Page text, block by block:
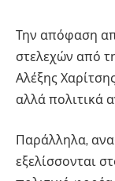
Την απόφαση
στελεχών από
Αλέξης
αλλά πολιτικά
Παράλληλα,
εξελίσσονται